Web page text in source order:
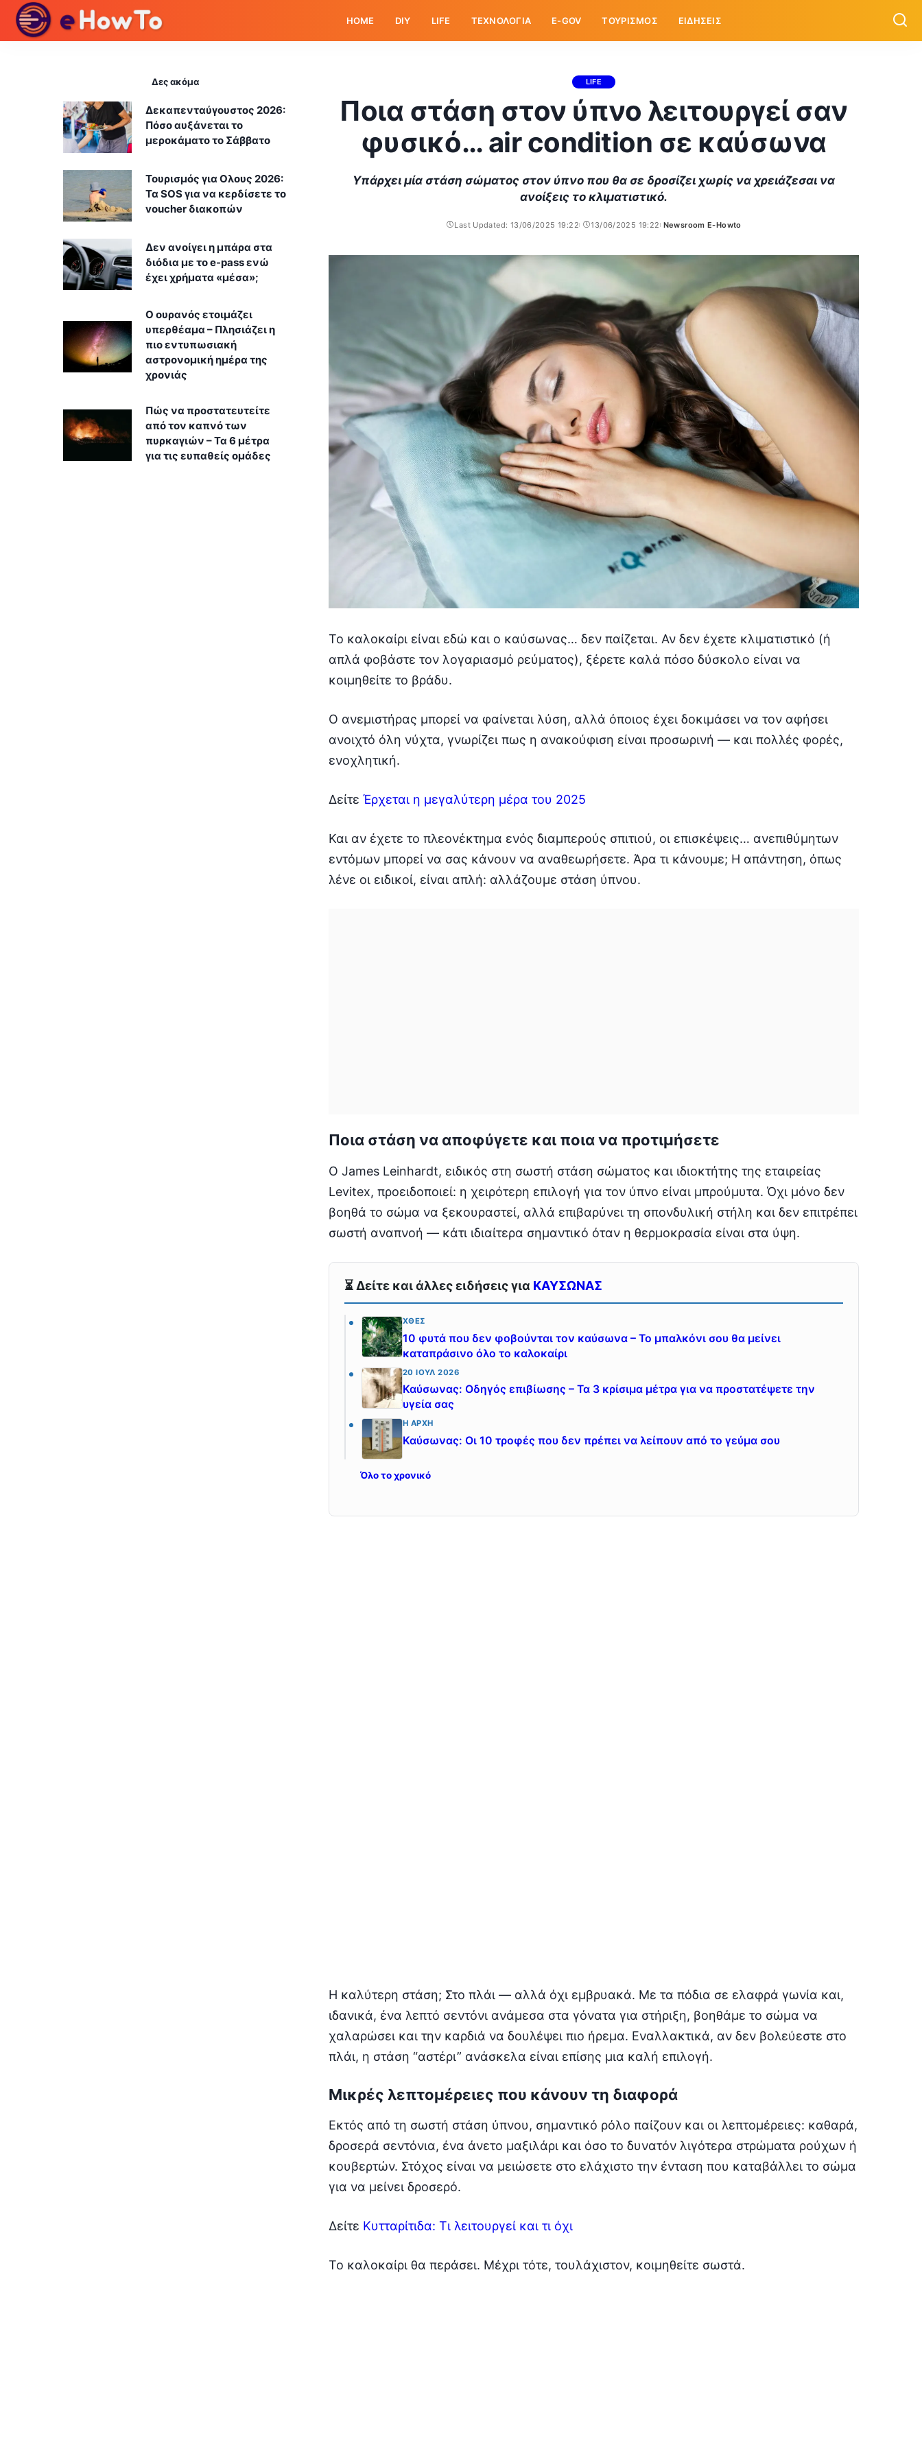
HOME DIY LIFE ΤΕΧΝΟΛΟΓΙΑ E-GOV ΤΟΥΡΙΣΜΟΣ ΕΙΔΗΣΕΙΣ
LIFE
Ποια στάση στον ύπνο λειτουργεί σαν
φυσικό… air condition σε καύσωνα
Υπάρχει μία στάση σώματος στον ύπνο που θα σε δροσίζει χωρίς να χρειάζεσαι να
ανοίξεις το κλιματιστικό.
Last Updated: 13/06/2025 19:22 13/06/2025 19:22
Posted
Newsroom E-Howto
Το καλοκαίρι είναι εδώ και ο καύσωνας… δεν παίζεται. Αν δεν έχετε κλιματιστικό (ή
απλά φοβάστε τον λογαριασμό ρεύματος), ξέρετε καλά πόσο δύσκολο είναι να
κοιμηθείτε το βράδυ.
Ο ανεμιστήρας μπορεί να φαίνεται λύση, αλλά όποιος έχει δοκιμάσει να τον αφήσει
ανοιχτό όλη νύχτα, γνωρίζει πως η ανακούφιση είναι προσωρινή — και πολλές φορές,
ενοχλητική.
Δείτε Έρχεται η μεγαλύτερη μέρα του 2025
Και αν έχετε το πλεονέκτημα ενός διαμπερούς σπιτιού, οι επισκέψεις… ανεπιθύμητων
εντόμων μπορεί να σας κάνουν να αναθεωρήσετε. Άρα τι κάνουμε; Η απάντηση, όπως
λένε οι ειδικοί, είναι απλή: αλλάζουμε στάση ύπνου.
Ποια στάση να αποφύγετε και ποια να προτιμήσετε
Ο James Leinhardt, ειδικός στη σωστή στάση σώματος και ιδιοκτήτης της εταιρείας
Levitex, προειδοποιεί: η χειρότερη επιλογή για τον ύπνο είναι μπρούμυτα. Όχι μόνο δεν
βοηθά το σώμα να ξεκουραστεί, αλλά επιβαρύνει τη σπονδυλική στήλη και δεν επιτρέπει
σωστή αναπνοή — κάτι ιδιαίτερα σημαντικό όταν η θερμοκρασία είναι στα ύψη.
⏳ Δείτε και άλλες ειδήσεις για ΚΑΥΣΩΝΑΣ
ΧΘΕΣ
10 φυτά που δεν φοβούνται τον καύσωνα – Το μπαλκόνι σου θα μείνει
καταπράσινο όλο το καλοκαίρι
20 ΙΟΎΛ 2026
Καύσωνας: Οδηγός επιβίωσης – Τα 3 κρίσιμα μέτρα για να προστατέψετε την
υγεία σας
Η ΑΡΧΉ
Καύσωνας: Οι 10 τροφές που δεν πρέπει να λείπουν από το γεύμα σου
Όλο το χρονικό
Η καλύτερη στάση; Στο πλάι — αλλά όχι εμβρυακά. Με τα πόδια σε ελαφρά γωνία και,
ιδανικά, ένα λεπτό σεντόνι ανάμεσα στα γόνατα για στήριξη, βοηθάμε το σώμα να
χαλαρώσει και την καρδιά να δουλέψει πιο ήρεμα. Εναλλακτικά, αν δεν βολεύεστε στο
πλάι, η στάση “αστέρι” ανάσκελα είναι επίσης μια καλή επιλογή.
Μικρές λεπτομέρειες που κάνουν τη διαφορά
Εκτός από τη σωστή στάση ύπνου, σημαντικό ρόλο παίζουν και οι λεπτομέρειες: καθαρά,
δροσερά σεντόνια, ένα άνετο μαξιλάρι και όσο το δυνατόν λιγότερα στρώματα ρούχων ή
κουβερτών. Στόχος είναι να μειώσετε στο ελάχιστο την ένταση που καταβάλλει το σώμα
για να μείνει δροσερό.
Δείτε Κυτταρίτιδα: Τι λειτουργεί και τι όχι
Το καλοκαίρι θα περάσει. Μέχρι τότε, τουλάχιστον, κοιμηθείτε σωστά.
Δες ακόμα
Δεκαπενταύγουστος 2026:
Πόσο αυξάνεται το
μεροκάματο το Σάββατο
Τουρισμός για Ολους 2026:
Τα SOS για να κερδίσετε το
voucher διακοπών
Δεν ανοίγει η μπάρα στα
διόδια με το e-pass ενώ
έχει χρήματα «μέσα»;
Ο ουρανός ετοιμάζει
υπερθέαμα – Πλησιάζει η
πιο εντυπωσιακή
αστρονομική ημέρα της
χρονιάς
Πώς να προστατευτείτε
από τον καπνό των
πυρκαγιών – Τα 6 μέτρα
για τις ευπαθείς ομάδες